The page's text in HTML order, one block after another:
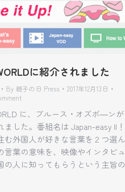
に紹介されました
By 親子の日 Press
2017年12月13日
に、ブルース・オズボ―ンが
ました。番組名は Japan-easy II！
む外国人が好きな言葉を２つ選ん
言葉の意味を、映像やインタビュ
の人に知ってもらうという主旨の